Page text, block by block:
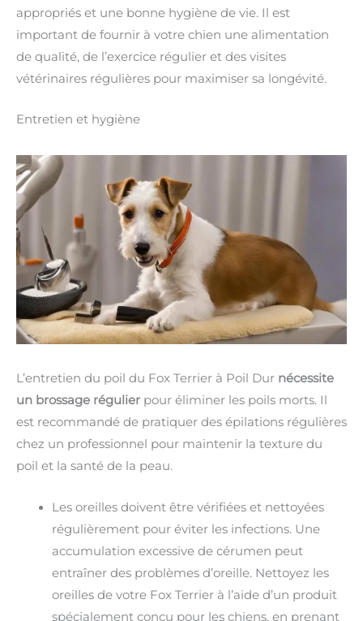
appropriés et une bonne hygiène de vie. Il est
important de fournir à votre chien une alimentation
de qualité, de l’exercice régulier et des visites
vétérinaires régulières pour maximiser sa longévité.
Entretien et hygiène
L’entretien du poil du Fox Terrier à Poil Dur nécessite
un brossage régulier pour éliminer les poils morts. Il
est recommandé de pratiquer des épilations régulières
chez un professionnel pour maintenir la texture du
poil et la santé de la peau.
Les oreilles doivent être vérifiées et nettoyées
régulièrement pour éviter les infections. Une
accumulation excessive de cérumen peut
entraîner des problèmes d’oreille. Nettoyez les
oreilles de votre Fox Terrier à l’aide d’un produit
spécialement conçu pour les chiens, en prenant